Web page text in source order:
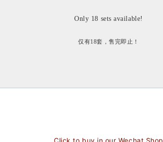
Only 18 sets available!
仅有18套，售完即止！
Click to buy in our Wechat Shop